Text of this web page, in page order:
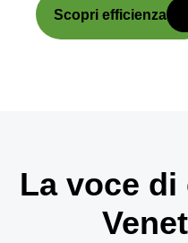
Scopri efficienza
La voce